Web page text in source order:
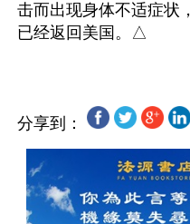
击而出现身体不适症状
分享到：